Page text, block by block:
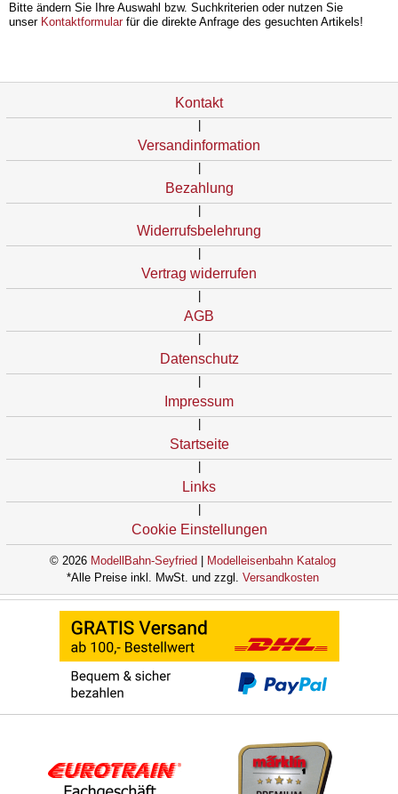
Bitte ändern Sie Ihre Auswahl bzw. Suchkriterien oder nutzen Sie
unser Kontaktformularfür die direkte Anfrage des gesuchten Artikels!
Kontakt
Versandinformation
Bezahlung
Widerrufsbelehrung
Vertrag widerrufen
AGB
Datenschutz
Impressum
Startseite
Links
Cookie Einstellungen
© 2026 ModellBahn-Seyfried
Modelleisenbahn Katalog
*Alle Preise inkl. MwSt. und zzgl. Versandkosten